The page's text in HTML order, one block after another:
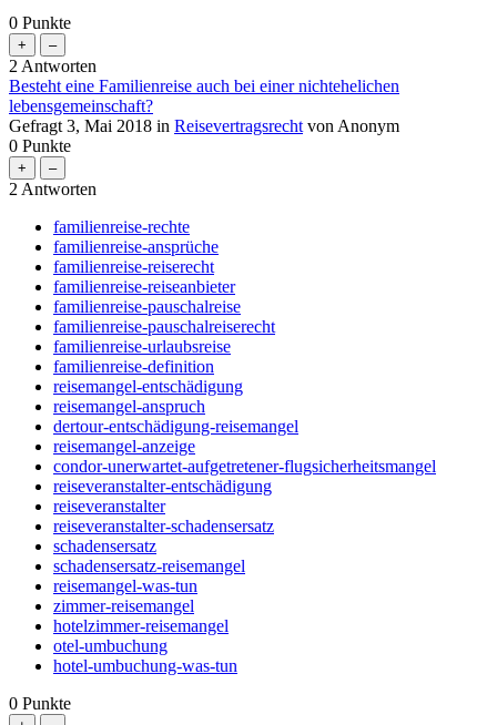
0 Punkte
2 Antworten
Besteht eine Familienreise auch bei einer nichtehelichen
lebensgemeinschaft?
Gefragt 3, Mai 2018 in Reisevertragsrecht von Anonym
0 Punkte
2 Antworten
familienreise-rechte
familienreise-ansprüche
familienreise-reiserecht
familienreise-reiseanbieter
familienreise-pauschalreise
familienreise-pauschalreiserecht
familienreise-urlaubsreise
familienreise-definition
reisemangel-entschädigung
reisemangel-anspruch
dertour-entschädigung-reisemangel
reisemangel-anzeige
condor-unerwartet-aufgetretener-flugsicherheitsmangel
reiseveranstalter-entschädigung
reiseveranstalter
reiseveranstalter-schadensersatz
schadensersatz
schadensersatz-reisemangel
reisemangel-was-tun
zimmer-reisemangel
hotelzimmer-reisemangel
otel-umbuchung
hotel-umbuchung-was-tun
0 Punkte